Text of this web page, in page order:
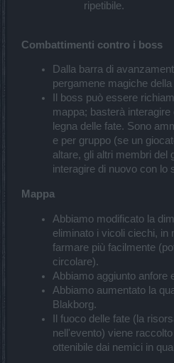
ripetibile.
Combattimenti contro i boss
Dalla barra di
pergamene magiche
Il boss può essere
mappa; basterà
legna delle fate. Sono
e per gruppo (se un
altare, gli altri membri del
interagire di nuovo con lo
Mappa
Abbiamo modificato la
eliminato i vicoli ciechi, in
farmare più facilmente
circolare).
Abbiamo aggiunto anfore
Abbiamo aumentato la
Blakborg.
Il fuoco delle fate (la
nell'evento) viene
ottenibile dai nemici in